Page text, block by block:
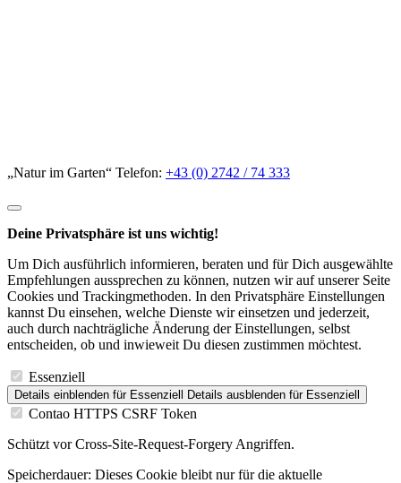
Empfehlungen aussprechen zu können, nutzen wir auf unserer Seite
Cookies und Trackingmethoden. In den Privatsphäre Einstellungen
kannst Du einsehen, welche Dienste wir einsetzen und jederzeit,
auch durch nachträgliche Änderung der Einstellungen, selbst
entscheiden, ob und inwieweit Du diesen zustimmen möchtest.
Details einblenden
Contao HTTPS CSRF Token
Browsersitzung bestehen.